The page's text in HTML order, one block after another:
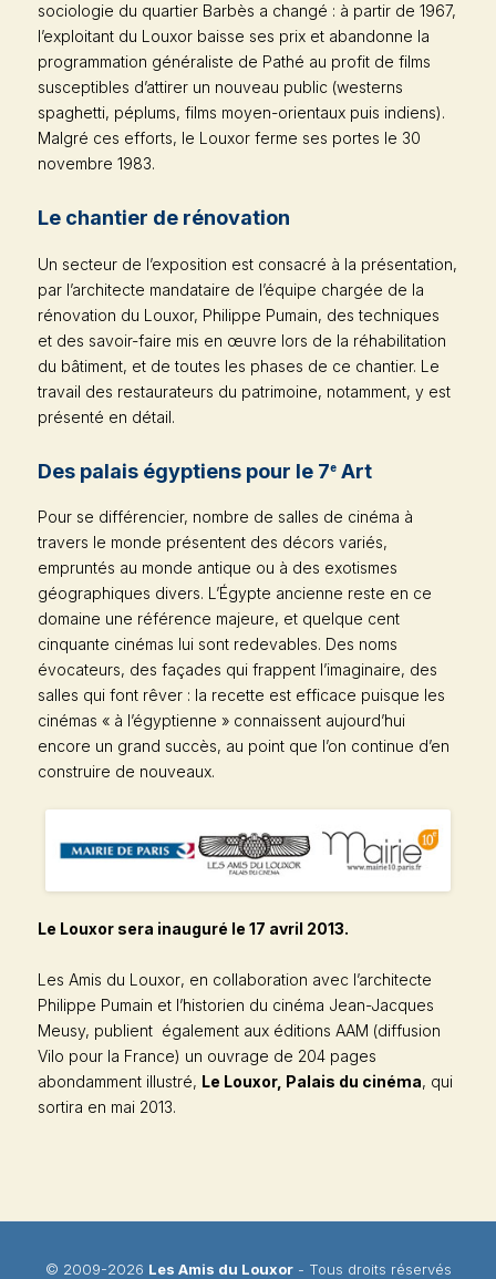
sociologie du quartier Barbès a changé : à partir de 1967,
l’exploitant du Louxor baisse ses prix et abandonne la
programmation généraliste de Pathé au profit de films
susceptibles d’attirer un nouveau public (westerns
spaghetti, péplums, films moyen-orientaux puis indiens).
Malgré ces efforts, le Louxor ferme ses portes le 30
novembre 1983.
Le chantier de rénovation
Un secteur de l’exposition est consacré à la présentation,
par l’architecte mandataire de l’équipe chargée de la
rénovation du Louxor, Philippe Pumain, des techniques
et des savoir-faire mis en œuvre lors de la réhabilitation
du bâtiment, et de toutes les phases de ce chantier. Le
travail des restaurateurs du patrimoine, notamment, y est
présenté en détail.
Des palais égyptiens pour le 7e Art
Pour se différencier, nombre de salles de cinéma à
travers le monde présentent des décors variés,
empruntés au monde antique ou à des exotismes
géographiques divers. L’Égypte ancienne reste en ce
domaine une référence majeure, et quelque cent
cinquante cinémas lui sont redevables. Des noms
évocateurs, des façades qui frappent l’imaginaire, des
salles qui font rêver : la recette est efficace puisque les
cinémas « à l’égyptienne » connaissent aujourd’hui
encore un grand succès, au point que l’on continue d’en
construire de nouveaux.
Le Louxor sera inauguré le 17 avril 2013.
Les Amis du Louxor, en collaboration avec l’architecte
Philippe Pumain et l’historien du cinéma Jean-Jacques
Meusy, publient également aux éditions AAM (diffusion
Vilo pour la France) un ouvrage de 204 pages
abondamment illustré, Le Louxor, Palais du cinéma, qui
sortira en mai 2013.
© 2009-2026 Les Amis du Louxor- Tous droits réservés